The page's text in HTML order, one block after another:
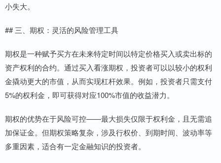
小失大。
## 三、期权：灵活的风险管理工具
期权是一种赋予买方在未来特定时间以特定价格买入或卖出标的
资产权利的合约。通过买入看涨期权，投资者可以以较小的权利
金撬动更大的市值，从而实现杠杆效果。例如，投资者只需支付
5%的权利金，即可获得对应100%市值的收益潜力。
期权的优势在于风险可控——最大损失仅限于权利金，且无需追
加保证金。但期权策略复杂，涉及行权价、到期时间、波动率等
多重因素，适合有一定金融知识的投资者。